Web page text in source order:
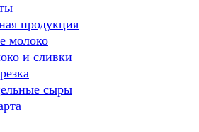
продукция
молоко
и сливки
сыры